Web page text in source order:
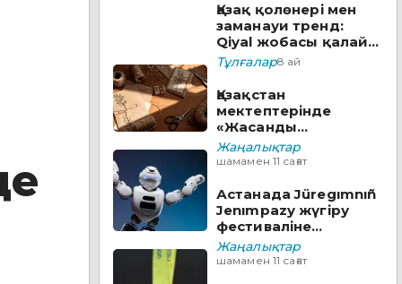
қосады
болады
Қазақ қолөнері мен
заманауи тренд:
Qiyal жобасы қалай
әлеуметтік лифтке
айналды?
Тұлғалар8 ай
Қазақстан
мектептерінде
«Жасанды
интеллект» пәні оқу
бағдарламасына
Жаңалықтар
шамамен 11 сағат
Астанада Jüregımnıñ
Jenımpazy жүгіру
фестиваліне
байланысты
бірқатар көшеде
Жаңалықтар
шамамен 11 сағат